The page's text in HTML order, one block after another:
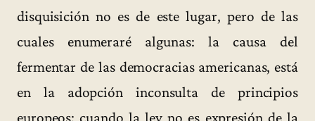
disquisición no es de este lugar, pero de las
cuales enumeraré algunas: la causa del
fermentar de las democracias americanas, está
en la adopción inconsulta de principios
europeos; cuando la ley no es expresión de la